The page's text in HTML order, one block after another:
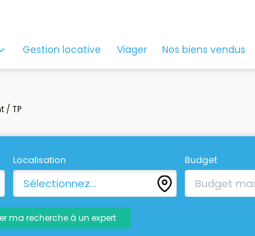
Gestion locative Viager Nos biens vendus
/ TP
Localisation
Sélectionnez...
Budget
ma recherche à un expert